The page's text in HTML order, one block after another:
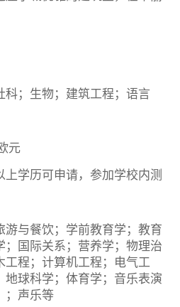
；生物；建筑工程；语言
元
学历可申请，参加学校内测
与餐饮；学前教育学；教育
国际关系；营养学；物理治
程；计算机工程；电气工
球科学；体育学；音乐表演
；声乐等